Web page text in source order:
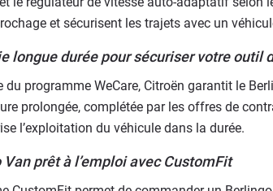
et sécurisent les trajets avec un
longue durée pour sécuriser votre outil
du programme WeCare, Citroën garantit le
prolongée, complétée par les offres de
l’exploitation du véhicule dans la durée.
Van prêt à l’emploi avec CustomFit